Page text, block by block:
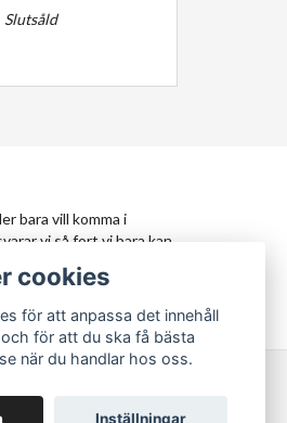
Slutsåld
bara vill komma i
vi så fort vi bara kan.
Sveriges persiska
cookies
för att anpassa det innehåll
för att du ska få bästa
när du handlar hos oss.
Inställningar